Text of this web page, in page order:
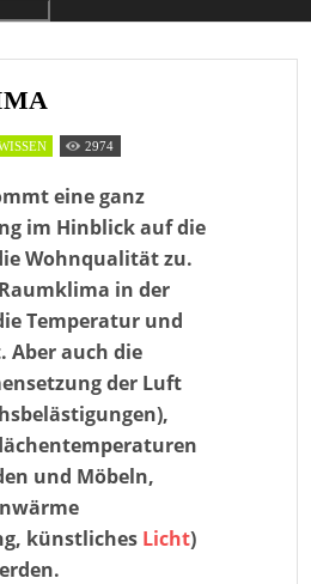
2974
eine ganz
im Hinblick auf die
Wohnqualität zu.
in der
Temperatur und
auch die
der Luft
und Möbeln,
künstliches Licht)